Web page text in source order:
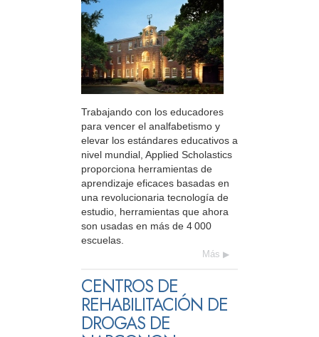
Trabajando con los educadores
para vencer el analfabetismo y
elevar los estándares educativos a
nivel mundial, Applied Scholastics
proporciona herramientas de
aprendizaje eficaces basadas en
una revolucionaria tecnología de
estudio, herramientas que ahora
son usadas en más de 4 000
escuelas.
Más
CENTROS DE
REHABILITACIÓN DE
DROGAS DE